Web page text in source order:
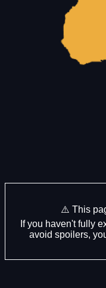
⚠️ This
If you haven't fully
avoid spoilers,